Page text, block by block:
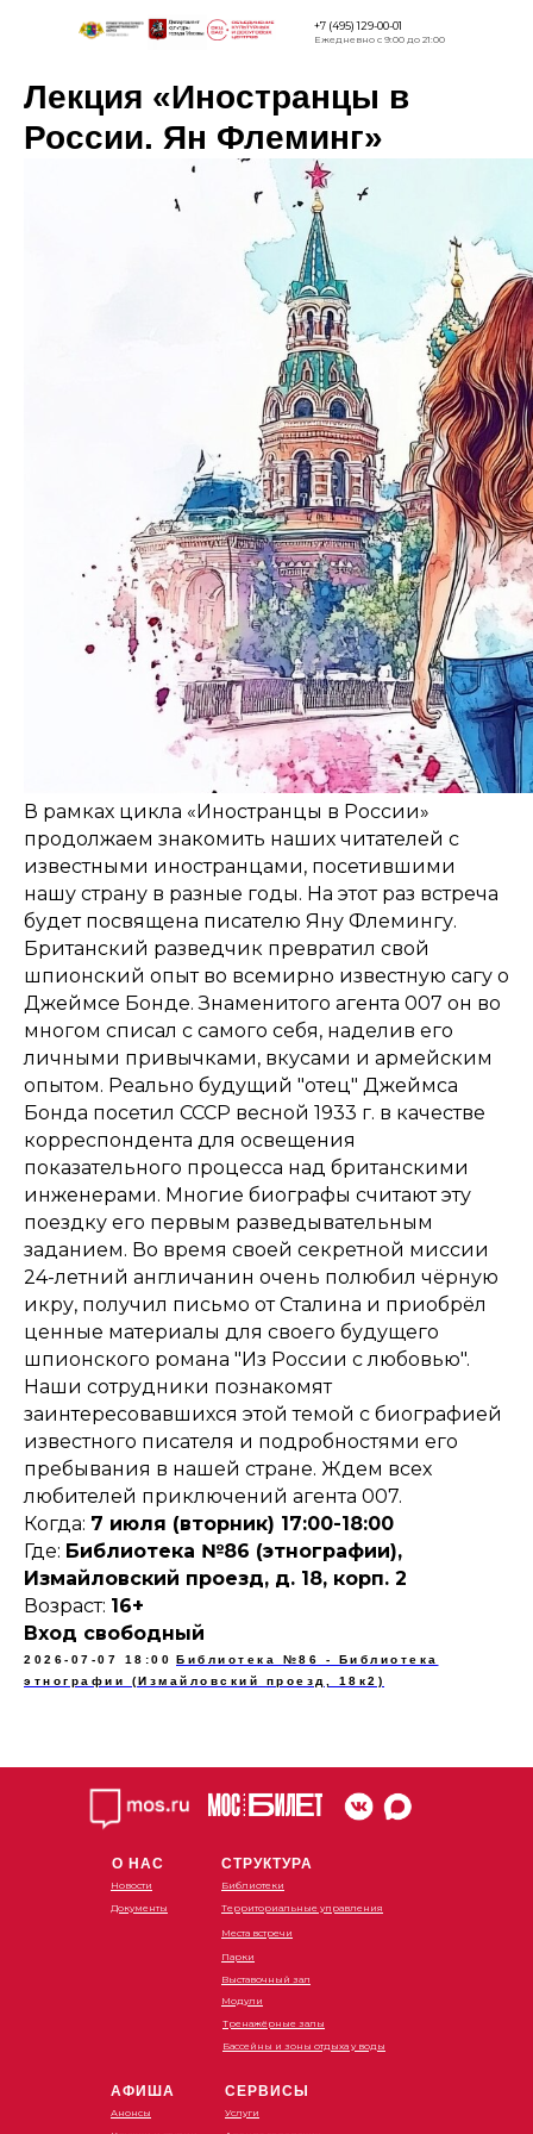
+7 (495) 129-00-01
Ежедневно с 9:00 до 21:00
Лекция «Иностранцы в
России. Ян Флеминг»
В рамках цикла «Иностранцы в России»
продолжаем знакомить наших читателей с
известными иностранцами, посетившими
нашу страну в разные годы. На этот раз встреча
будет посвящена писателю Яну Флемингу.
Британский разведчик превратил свой
шпионский опыт во всемирно известную сагу о
Джеймсе Бонде. Знаменитого агента 007 он во
многом списал с самого себя, наделив его
личными привычками, вкусами и армейским
опытом. Реально будущий "отец" Джеймса
Бонда посетил СССР весной 1933 г. в качестве
корреспондента для освещения
показательного процесса над британскими
инженерами. Многие биографы считают эту
поездку его первым разведывательным
заданием. Во время своей секретной миссии
24-летний англичанин очень полюбил чёрную
икру, получил письмо от Сталина и приобрёл
ценные материалы для своего будущего
шпионского романа "Из России с любовью".
Наши сотрудники познакомят
заинтересовавшихся этой темой с биографией
известного писателя и подробностями его
пребывания в нашей стране. Ждем всех
любителей приключений агента 007.
Когда: 7 июля (вторник) 17:00-18:00
Где: Библиотека №86 (этнографии),
Измайловский проезд, д. 18, корп. 2
Возраст: 16+
Вход свободный
2026-07-07 18:00 Библиотека №86 - Библиотека
этнографии (Измайловский проезд, 18к2)
О НАС
Новости
Документы
АФИША
Анонсы
СТРУКТУРА
Библиотеки
Территориальные управления
Места встречи
Парки
Выставочный зал
Модули
Тренажёрные залы
Бассейны и зоны отдыха у воды
СЕРВИСЫ
Услуги